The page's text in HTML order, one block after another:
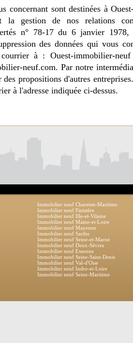
concernant sont destinées à
la gestion de nos relations
n° 78-17 du 6 janvier 1978,
des données qui vous
courrier à : Ouest-immobilier-
neuf.com. Par notre
propositions d'autres
à l'adresse indiquée ci-dessus.
Immobilier neuf Charente-Maritime
Immobilier neuf Finistère
Immobilier neuf Ille-et-Vilaine
Immobilier neuf Maine-et-Loire
Immobilier neuf Mayenne
Immobilier neuf Sarthe
Immobilier neuf Seine-et-Marne
Immobilier neuf Deux-Sèvres
Immobilier neuf Essonne
Immobilier neuf Seine-Saint-Denis
Immobilier neuf Val-d'Oise
Immobilier neuf Indre-et-Loire
Immobilier neuf Seine-Maritime